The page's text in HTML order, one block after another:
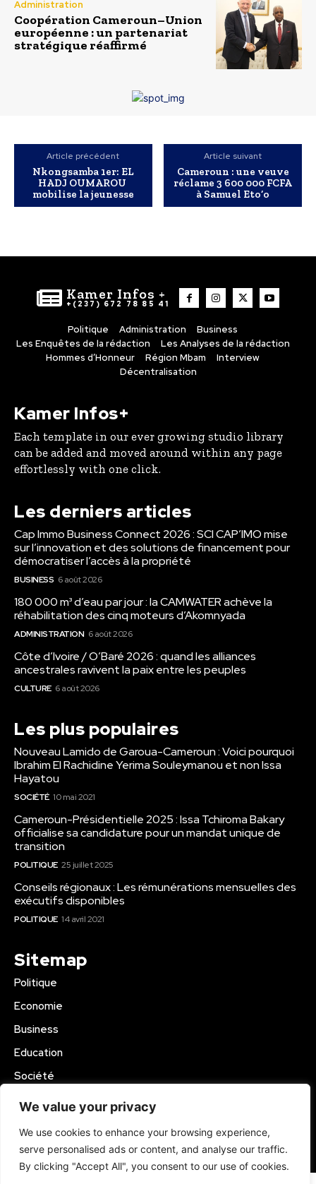
We value your privacy
We use cookies to enhance your browsing experience,
serve personalised ads or content, and analyse our traffic.
By clicking "Accept All", you consent to our use of cookies.
Administration
Coopération Cameroun–Union
européenne : un partenariat
stratégique réaffirmé
Article précédent
Nkongsamba 1er: EL
HADJ OUMAROU
mobilise la jeunesse
Article suivant
Cameroun : une veuve
réclame 3 600 000 FCFA
à Samuel Eto’o
Kamer Infos +
+(237) 672 78 85 41
Politique Administration
Business
Les Enquêtes de la rédaction
Les Analyses de la rédaction
Hommes d’Honneur
Région Mbam
Interview
Décentralisation
Kamer Infos+
Each template in our ever growing studio library
can be added and moved around within any page
effortlessly with one click.
Les derniers articles
Cap Immo Business Connect 2026 : SCI CAP’IMO mise
sur l’innovation et des solutions de financement pour
démocratiser l’accès à la propriété
BUSINESS 6 août 2026
180 000 m³ d’eau par jour : la CAMWATER achève la
réhabilitation des cinq moteurs d’Akomnyada
ADMINISTRATION 6 août 2026
Côte d’Ivoire / O’Baré 2026 : quand les alliances
ancestrales ravivent la paix entre les peuples
CULTURE 6 août 2026
Les plus populaires
Nouveau Lamido de Garoua-Cameroun : Voici pourquoi
Ibrahim El Rachidine Yerima Souleymanou et non Issa
Hayatou
SOCIÉTÉ 10 mai 2021
Cameroun-Présidentielle 2025 : Issa Tchiroma Bakary
officialise sa candidature pour un mandat unique de
transition
POLITIQUE 25 juillet 2025
Conseils régionaux : Les rémunérations mensuelles des
exécutifs disponibles
POLITIQUE 14 avril 2021
Sitemap
Politique
Economie
Business
Education
Société
Sport
© 2024 Kamer Infos+. All Rights Reserved.